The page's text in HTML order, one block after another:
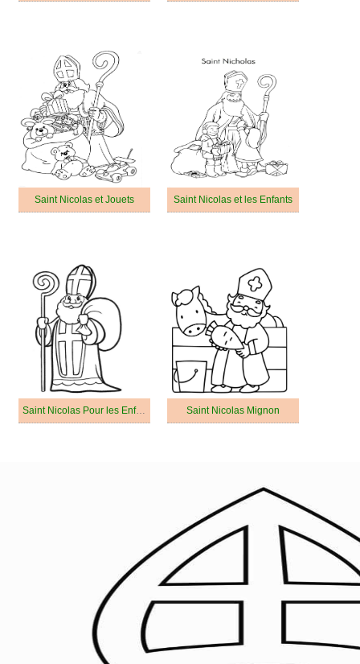
Saint Nicolas et Jouets Saint Nicolas et les Enfants
Saint Nicolas Pour les Enfants Saint Nicolas Mignon